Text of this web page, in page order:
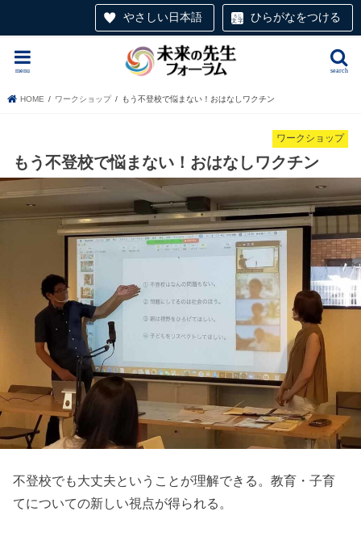
やさしい日本語 ひらがなをつける
search
menu
HOME ワークショップ もう不登校で悩まない！おはなしワクチン
ワークショップ
もう不登校で悩まない！おはなしワクチン
不登校でも大丈夫ということが理解できる。教育・子育
てについての新しい視点が得られる。